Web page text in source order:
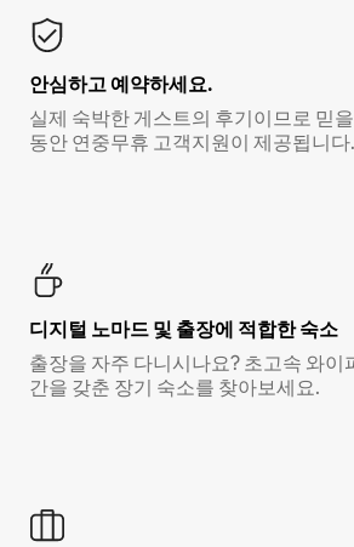
안심하고 예약하세요.
실제 숙박한 게스트의 후기이므로 믿
동안 연중무휴 고객지원이 제공됩니다.
디지털 노마드 및 출장에 적합한 숙소
출장을 자주 다니시나요? 초고속 와이
간을 갖춘 장기 숙소를 찾아보세요.